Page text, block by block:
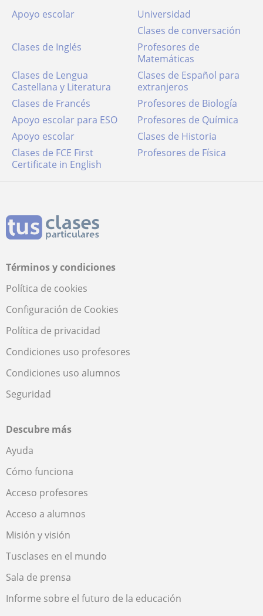
Apoyo escolar
Universidad
Clases de conversación
Clases de Inglés
Profesores de
Matemáticas
Clases de Lengua
Castellana y Literatura
Clases de Español para
extranjeros
Clases de Francés
Profesores de Biología
Apoyo escolar para ESO
Profesores de Química
Apoyo escolar
Clases de Historia
Clases de FCE First
Certificate in English
Profesores de Física
Términos y condiciones
Política de cookies
Configuración de Cookies
Política de privacidad
Condiciones uso profesores
Condiciones uso alumnos
Seguridad
Descubre más
Ayuda
Cómo funciona
Acceso profesores
Acceso a alumnos
Misión y visión
Tusclases en el mundo
Sala de prensa
Informe sobre el futuro de la educación